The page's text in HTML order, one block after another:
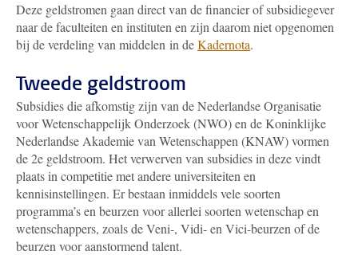
Deze geldstromen gaan direct van de financier of subsidiegever
naar de faculteiten en instituten en zijn daarom niet opgenomen
bij de verdeling van middelen in deKadernota.
Tweede geldstroom
Subsidies die afkomstig zijn van de Nederlandse Organisatie
voor Wetenschappelijk Onderzoek (NWO) en de Koninklijke
Nederlandse Akademie van Wetenschappen (KNAW) vormen
de 2e geldstroom. Het verwerven van subsidies in deze vindt
plaats in competitie met andere universiteiten en
kennisinstellingen. Er bestaan inmiddels vele soorten
programma’s en beurzen voor allerlei soorten wetenschap en
wetenschappers, zoals de Veni-, Vidi- en Vici-beurzen of de
beurzen voor aanstormend talent.